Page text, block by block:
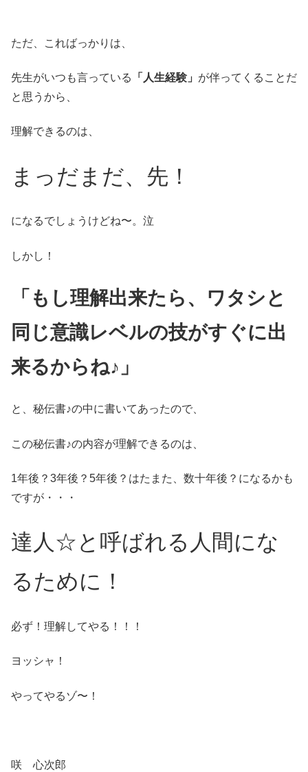
ただ、こればっかりは、
先生がいつも言っている 「人生経験」 が伴ってくることだ
と思うから、
理解できるのは、
まっだまだ、先！
になるでしょうけどね〜。泣
しかし！
「もし理解出来たら、ワタシと
同じ意識レベルの技がすぐに出
来るからね♪」
と、秘伝書♪の中に書いてあったので、
この秘伝書♪の内容が理解できるのは、
1年後？3年後？5年後？はたまた、数十年後？になるかも
ですが・・・
達人☆と呼ばれる人間にな
るために！
必ず！理解してやる！！！
ヨッシャ！
やってやるゾ〜！
咲 心次郎